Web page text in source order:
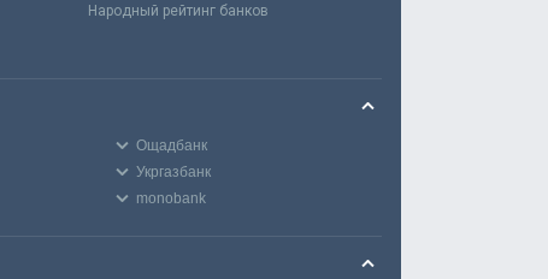
Народный рейтинг банков
Ощадбанк
Укргазбанк
monobank